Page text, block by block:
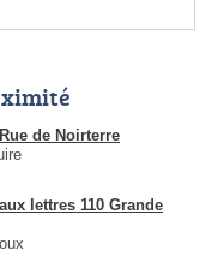
de Noirterre
lettres 110 Grande